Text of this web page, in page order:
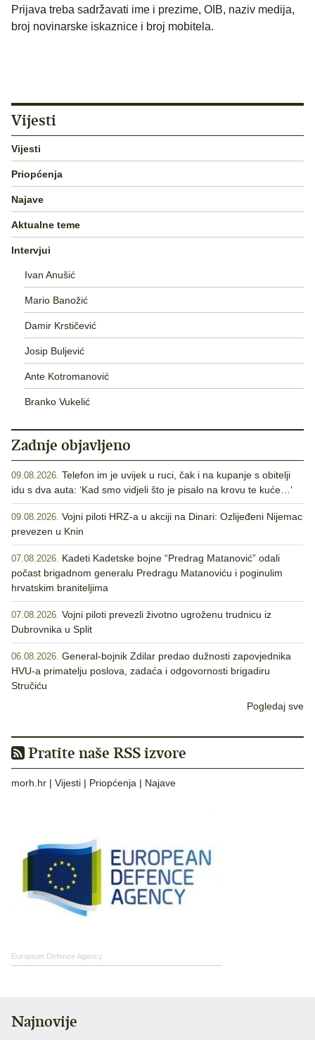
Prijava treba sadržavati ime i prezime, OIB, naziv medija,
broj novinarske iskaznice i broj mobitela.
Vijesti
Vijesti
Priopćenja
Najave
Aktualne teme
Intervjui
Ivan Anušić
Mario Banožić
Damir Krstičević
Josip Buljević
Ante Kotromanović
Branko Vukelić
Zadnje objavljeno
09.08.2026. Telefon im je uvijek u ruci, čak i na kupanje s obitelji
idu s dva auta: ‘Kad smo vidjeli što je pisalo na krovu te kuće…‘
09.08.2026. Vojni piloti HRZ-a u akciji na Dinari: Ozlijeđeni Nijemac
prevezen u Knin
07.08.2026. Kadeti Kadetske bojne “Predrag Matanović” odali
počast brigadnom generalu Predragu Matanoviću i poginulim
hrvatskim braniteljima
07.08.2026. Vojni piloti prevezli životno ugroženu trudnicu iz
Dubrovnika u Split
06.08.2026. General-bojnik Zdilar predao dužnosti zapovjednika
HVU-a primatelju poslova, zadaća i odgovornosti brigadiru
Stručiću
Pogledaj sve
Pratite naše RSS izvore
morh.hr | Vijesti | Priopćenja | Najave
European Defence Agency
Najnovije